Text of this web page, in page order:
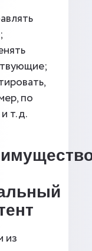
по
т.д.
из